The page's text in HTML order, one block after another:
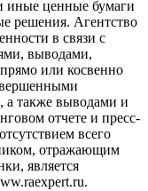
иные ценные бумаги
решения. Агентство
в связи с
выводами,
или косвенно
а также выводами и
отчете и пресс-
всего
отражающим
является